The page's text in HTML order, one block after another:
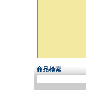
商品検索